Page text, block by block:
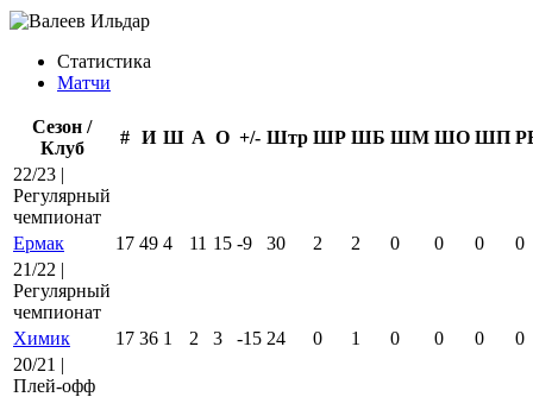
Статистика
Матчи
Сезон /
Клуб
# И Ш А О +/- Штр ШР ШБ ШМ ШО ШП
22/23 |
Регулярный
чемпионат
Ермак
17 49 4 11 15 -9 30 2 2 0 0 0
0
21/22 |
Регулярный
чемпионат
Химик
17 36 1 2 3 -15 24 0 1 0 0 0
0
20/21 |
Плей-офф